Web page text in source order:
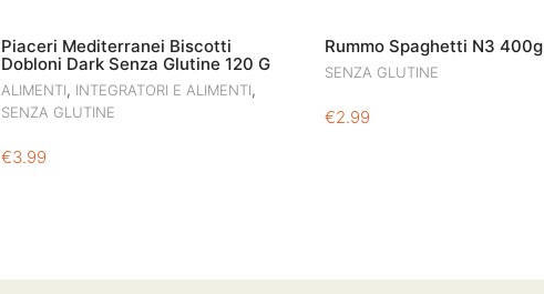
Piaceri Mediterranei Biscotti
Dobloni Dark Senza Glutine 120 G
ALIMENTI, INTEGRATORI E ALIMENTI,
SENZA GLUTINE
€3.99
Rummo Spaghetti N3 400g
SENZA GLUTINE
€2.99